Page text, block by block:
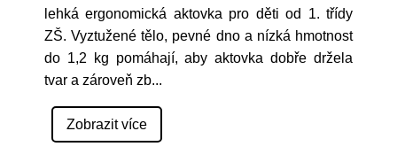
lehká ergonomická aktovka pro děti od 1. třídy
ZŠ. Vyztužené tělo, pevné dno a nízká hmotnost
do 1,2 kg pomáhají, aby aktovka dobře držela
tvar a zároveň zb...
Zobrazit více